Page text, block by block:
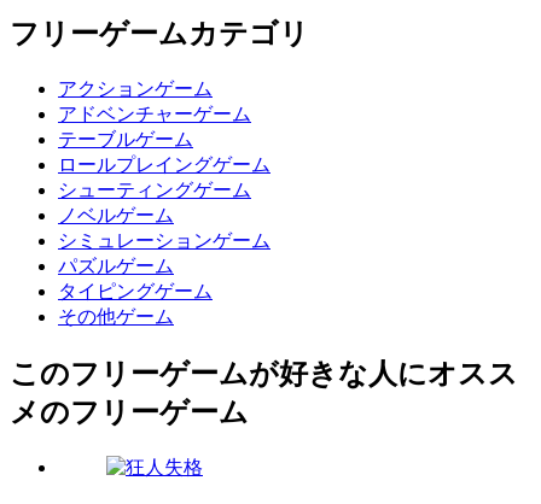
フリーゲームカテゴリ
アクションゲーム
アドベンチャーゲーム
テーブルゲーム
ロールプレイングゲーム
シューティングゲーム
ノベルゲーム
シミュレーションゲーム
パズルゲーム
タイピングゲーム
その他ゲーム
このフリーゲームが好きな人にオスス
メのフリーゲーム